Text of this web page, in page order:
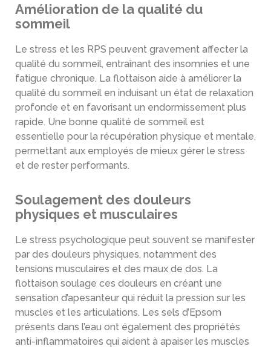
Amélioration de la qualité du
sommeil
Le stress et les RPS peuvent gravement affecter la
qualité du sommeil, entraînant des insomnies et une
fatigue chronique. La flottaison aide à améliorer la
qualité du sommeil en induisant un état de relaxation
profonde et en favorisant un endormissement plus
rapide. Une bonne qualité de sommeil est
essentielle pour la récupération physique et mentale,
permettant aux employés de mieux gérer le stress
et de rester performants.
Soulagement des douleurs
physiques et musculaires
Le stress psychologique peut souvent se manifester
par des douleurs physiques, notamment des
tensions musculaires et des maux de dos. La
flottaison soulage ces douleurs en créant une
sensation d’apesanteur qui réduit la pression sur les
muscles et les articulations. Les sels d’Epsom
présents dans l’eau ont également des propriétés
anti-inflammatoires qui aident à apaiser les muscles